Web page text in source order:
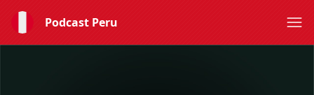
Podcast Peru